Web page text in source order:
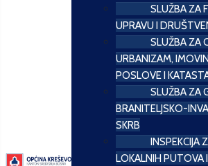
SLUŽBA ZA
UPRAVU I
SLUŽBA ZA
URBANIZAM,
POSLOVE I
SLUŽBA ZA
BRANITELJSKO-
SKRB
INSPEKCIJA
LOKALNIH PUTOVA